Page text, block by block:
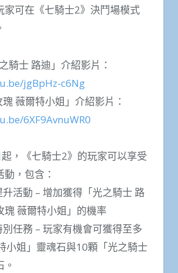
家可在《七騎士2》決鬥場模式
騎士 路迪」介紹影片：
jgBpHz-c6Ng
薇爾特小姐」介紹影片：
6XF9AvnuWR0
，《七騎士2》的玩家可以享受
，包含：
活動 – 增加獲得「光之騎士 路
瑰 薇爾特小姐」的機率
任務 – 玩家有機會可獲得至多
小姐」靈魂石與10顆「光之騎士